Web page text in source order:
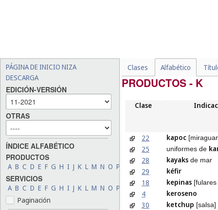
PÁGINA DE INICIO NIZA
DESCARGA
EDICIÓN-VERSIÓN
OTRAS
ÍNDICE ALFABÉTICO
PRODUCTOS
A B C D E F G H I J K L M N O P R S T V W
SERVICIOS
A B C D E F G H I J K L M N O P R S T V W X Y Z
Paginación
Clases Alfabético
PRODUCTOS - K
Clase
22 kapoc
25 uniformes de
28
kayaks de mar
29
kéfir
18
kepinas
4
keroseno
30
ketchup [salsa]